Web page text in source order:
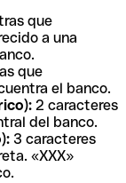
que
a una
que
el banco.
2 caracteres
del banco.
3 caracteres
«XXX»